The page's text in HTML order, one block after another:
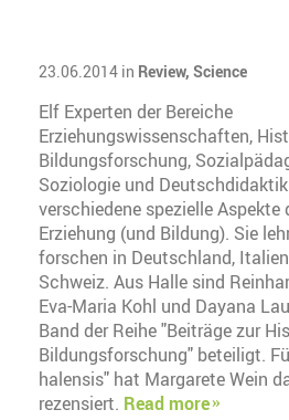
23.06.2014 in Review, Science
Elf Experten der Bereiche
Erziehungswissenschaften,
Bildungsforschung,
Soziologie und
verschiedene spezielle Aspekte
Erziehung (und Bildung). Sie
forschen in Deutschland,
Schweiz. Aus Halle sind
Eva-Maria Kohl und Dayana
Band der Reihe "Beiträge zur
Bildungsforschung" beteiligt.
halensis" hat Margarete Wein
rezensiert. Read more